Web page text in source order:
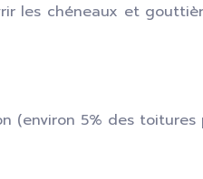
les chéneaux et
(environ 5% des